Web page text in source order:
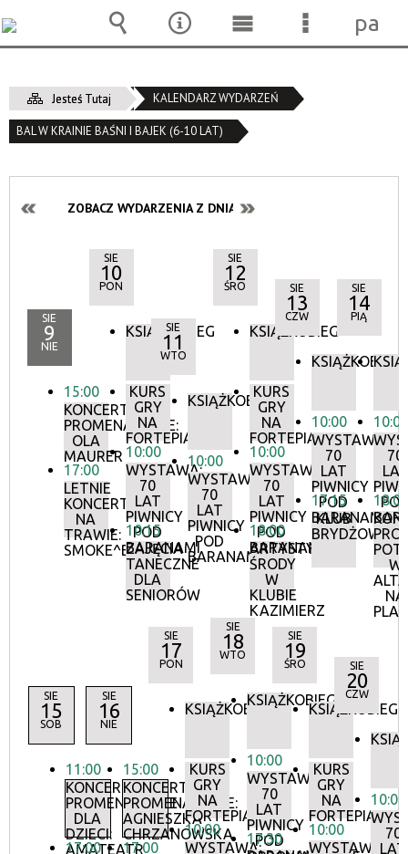
Jesteś Tutaj KALENDARZ WYDARZEŃ
BAL W KRAINIE BAŚNI I BAJEK (6-10 LAT)
ZOBACZ WYDARZENIA Z DNIA:
SIE
9
NIE
15:00
KONCERTY
PROMENADOWE:
OLA
MAURER
17:00
LETNIE
KONCERTY
NA
TRAWIE:
SMOKE^BLUES
SIE
10
PON
KSIĄŻKOBIEG
KURS
GRY
NA
FORTEPIANIE
10:00
WYSTAWA:
70
LAT
PIWNICY
POD
BARANAMI
10:15
ZAJĘCIA
TANECZNE
DLA
SENIORÓW
SIE
11
WTO
KSIĄŻKOBIEG
10:00
WYSTAWA:
70
LAT
PIWNICY
POD
BARANAMI
SIE
12
ŚRO
KSIĄŻKOBIEG
KURS
GRY
NA
FORTEPIANIE
10:00
WYSTAWA:
70
LAT
PIWNICY
POD
BARANAMI
18:00
ARTYSTYCZNE
ŚRODY
W
KLUBIE
KAZIMIERZ
SIE
13
CZW
KSIĄŻKOBIEG
10:00
WYSTAWA:
70
LAT
PIWNICY
POD
BARANAMI
17:15
KLUB
BRYDŻOWY
SIE
14
PIĄ
10:00
70
LAT
18:00
W
NA
SIE
15
SOB
11:00
KONCERTY
PROMENADOWE
DLA
DZIECI:
AMATEATR
17:00
SIE
16
NIE
15:00
KONCERTY
PROMENADOWE:
AGNIESZKA
CHRZANOWSKA
17:00
SIE
17
PON
KSIĄŻKOBIEG
KURS
GRY
NA
FORTEPIANIE
10:00
WYSTAWA:
SIE
18
WTO
KSIĄŻKOBIEG
10:00
WYSTAWA:
70
LAT
PIWNICY
POD
17:30
SIE
19
ŚRO
KSIĄŻKOBIEG
KURS
GRY
NA
FORTEPIANIE
10:00
WYSTAWA:
SIE
20
CZW
10:00
70
LAT
Wyszukiwarka
Narzędzia
MenuMenu